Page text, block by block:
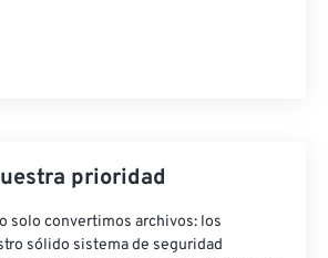
prioridad
solo convertimos archivos: los
sólido sistema de seguridad